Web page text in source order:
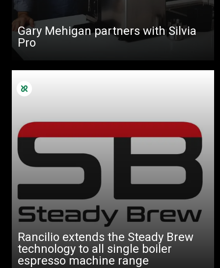
Gary Mehigan partners with Silvia
Pro
Rancilio extends the Steady Brew
technology to all single boiler
espresso machine range